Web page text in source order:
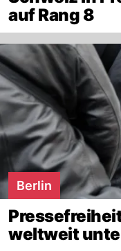
auf Rang 8
Berlin
weltweit